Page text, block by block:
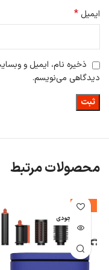
ایمیل *
ذخیره نام، ایمیل و
دیدگاهی می‌نویسم.
محصولات مرتبط
-17%
اتمام موجودی